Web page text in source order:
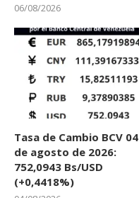
06/08/2026
Tasa de Cambio BCV 04
de agosto de 2026:
752,0943 Bs/USD
(+0,4418%)